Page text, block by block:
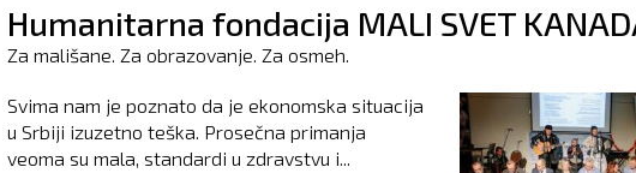
Humanitarna fondacija MALI SVET
Za mališane. Za obrazovanje. Za osmeh.
Svima nam je poznato da je ekonomska situacija
u Srbiji izuzetno teška. Prosečna primanja
veoma su mala, standardi u zdravstvu i...